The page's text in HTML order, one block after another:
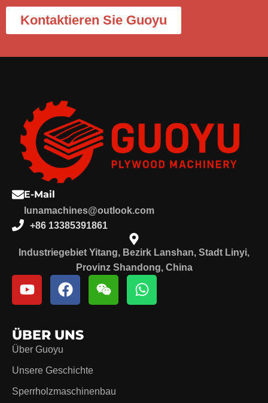
Kontaktieren Sie Guoyu
E-Mail
lunamachines@outlook.com
+86 13385391861
Industriegebiet Yitang, Bezirk Lanshan, Stadt Linyi,
Provinz Shandong, China
ÜBER UNS
Über Guoyu
Unsere Geschichte
Sperrholzmaschinenbau